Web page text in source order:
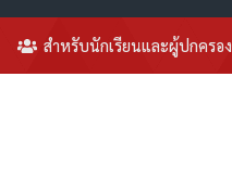
สำหรับนักเรียนและผู้ปกครอง